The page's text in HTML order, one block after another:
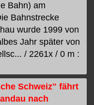
Bahn) am
Bahnstrecke
wurde 1999 von
Jahr später von
/ 2261x / 0 m :
Schweiz" fährt
nach